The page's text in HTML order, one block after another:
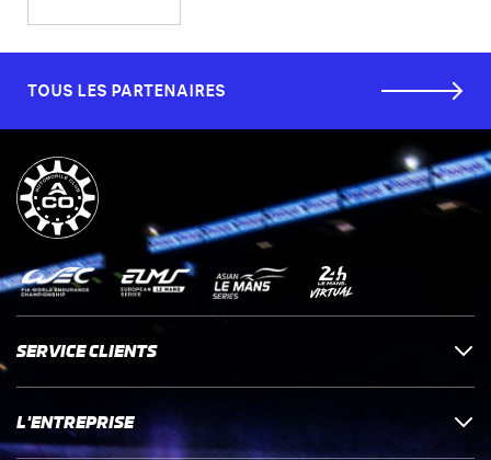
TOUS LES PARTENAIRES
SERVICE CLIENTS
L'ENTREPRISE